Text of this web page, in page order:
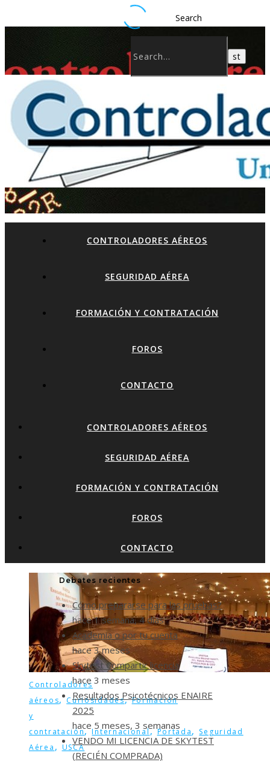
Search
CONTROLADORES AÉREOS
SEGURIDAD AÉREA
FORMACIÓN Y CONTRATACIÓN
FOROS
CONTACTO
CONTROLADORES AÉREOS
SEGURIDAD AÉREA
FORMACIÓN Y CONTRATACIÓN
FOROS
CONTACTO
Controladores
aéreos,Curiosidades,Formación
y
contratación,Internacional,Portada, Seguridad
Aérea , USCA
Debates recientes
Cómo prepararse para las pruebas?
hace 1 semana, 4 días
Academia o por tu cuenta
hace 3 meses
Skytest Compartir licencia
hace 3 meses
Resultados Psicotécnicos ENAIRE
2025
hace 5 meses, 3 semanas
VENDO MI LICENCIA DE SKYTEST
(RECIÉN COMPRADA)